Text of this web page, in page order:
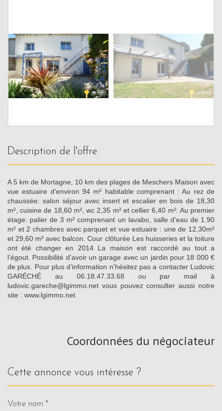
description de l'offre
A 5 km de Mortagne, 10 km des plages de Meschers Maison avec
vue estuaire d'environ 94 m² habitable comprenant : Au rez de
chaussée: salon séjour avec insert et escalier en bois de 18,30
m², cuisine de 18,60 m², wc 2,35 m² et cellier 6,40 m². Au premier
étage: palier de 3 m² comprenant un lavabo, salle d'eau de 1.90
m² et 2 chambres avec parquet et vue estuaire : une de 12,30m²
et 29,60 m² avec balcon. Cour clôturée Les huisseries et la toiture
ont été changer en 2014 La maison est raccordé au tout a
l’égout. Possibilité d'avoir un garage avec un jardin pour 18 000 €
de plus. Pour plus d’information n’hésitez pas a contacter Ludovic
GARÉCHÉ au 06.18.47.33.68 ou par mail à
ludovic.gareche@lgimmo.net vous pouvez consulter aussi notre
site : www.lgimmo.net
Coordonnées du négociateur
cette annonce vous intéresse ?
Votre nom *